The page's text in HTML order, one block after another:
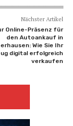
Nächster Artikel
Online-Präsenz für
den Autoankauf in
Wie Sie Ihr
digital erfolgreich
verkaufen